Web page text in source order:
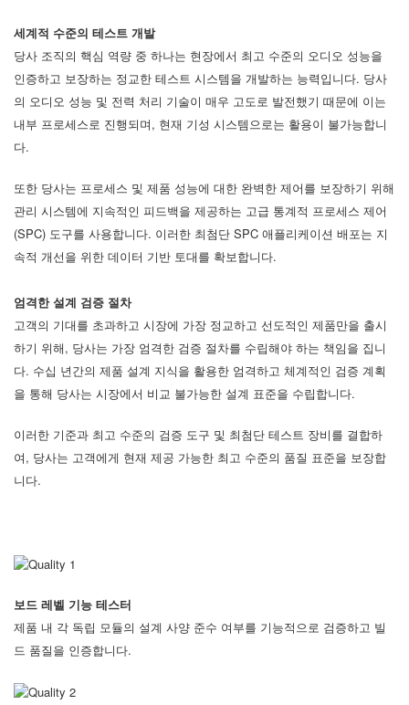
세계적 수준의 테스트 개발
당사 조직의 핵심 역량 중 하나는 현장에서 최고 수준의 오디오 성능을
인증하고 보장하는 정교한 테스트 시스템을 개발하는 능력입니다. 당사
의 오디오 성능 및 전력 처리 기술이 매우 고도로 발전했기 때문에 이는
내부 프로세스로 진행되며, 현재 기성 시스템으로는 활용이 불가능합니
다.
또한 당사는 프로세스 및 제품 성능에 대한 완벽한 제어를 보장하기 위해
관리 시스템에 지속적인 피드백을 제공하는 고급 통계적 프로세스 제어
(SPC) 도구를 사용합니다. 이러한 최첨단 SPC 애플리케이션 배포는 지
속적 개선을 위한 데이터 기반 토대를 확보합니다.
엄격한 설계 검증 절차
고객의 기대를 초과하고 시장에 가장 정교하고 선도적인 제품만을 출시
하기 위해, 당사는 가장 엄격한 검증 절차를 수립해야 하는 책임을 집니
다. 수십 년간의 제품 설계 지식을 활용한 엄격하고 체계적인 검증 계획
을 통해 당사는 시장에서 비교 불가능한 설계 표준을 수립합니다.
이러한 기준과 최고 수준의 검증 도구 및 최첨단 테스트 장비를 결합하
여, 당사는 고객에게 현재 제공 가능한 최고 수준의 품질 표준을 보장합
니다.
보드 레벨 기능 테스터
제품 내 각 독립 모듈의 설계 사양 준수 여부를 기능적으로 검증하고 빌
드 품질을 인증합니다.